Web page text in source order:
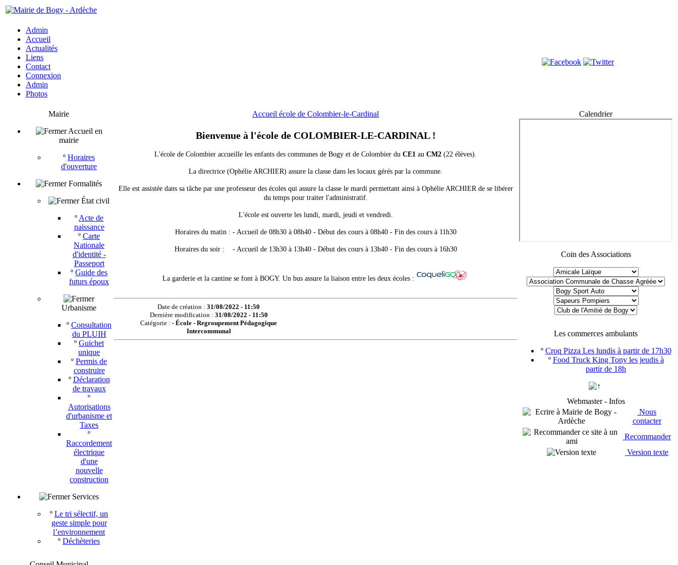
Admin
Accueil
Actualités
Liens
Contact
Connexion
Admin
Photos
Mairie
Accueil en
mairie
º Horaires
d'ouverture
Formalités
État civil
º Acte de
naissance
º Carte
Nationale
d'identité -
Passeport
º Guide des
futurs époux
Urbanisme
º Consultation
du PLUIH
º Guichet
unique
º Permis de
construire
º Déclaration
de travaux
º
Autorisations
d'urbanisme et
Taxes
º
Raccordement
électrique
d'une
nouvelle
construction
Services
º Le tri sélectif, un
geste simple pour
l’environnement
º Déchèteries
Accueil école de Colombier-le-Cardinal
Bienvenue à l'école de COLOMBIER-LE-CARDINAL !
L'école de Colombier accueille les enfants des communes de Bogy et de Colombier du CE1 au CM2 (22 élèves).
La directrice (Ophélie ARCHIER) assure la classe dans les locaux gérés par la commune.
Elle est assistée dans sa tâche par une professeur des écoles qui assure la classe le mardi permettant ainsi à Ophélie ARCHIER de se libérer
du temps pour traiter l'administratif.
L'école est ouverte les lundi, mardi, jeudi et vendredi.
Horaires du matin : - Accueil de 08h30 à 08h40 - Début des cours à 08h40 - Fin des cours à 11h30
Horaires du soir : - Accueil de 13h30 à 13h40 - Début des cours à 13h40 - Fin des cours à 16h30
La garderie et la cantine se font à BOGY. Un bus assure la liaison entre les deux écoles :
Date de création :31/08/2022 - 11:50
Dernière modification : 31/08/2022 - 11:50
Catégorie :-École - Regroupement Pédagogique
Intercommunal
Calendrier
Coin des Associations
Les commerces ambulants
º Croq Pizza Les lundis à partir de 17h30
º Food Truck King Tony les jeudis à
partir de 18h
Webmaster - Infos
Nous
contacter
Recommander
Version texte